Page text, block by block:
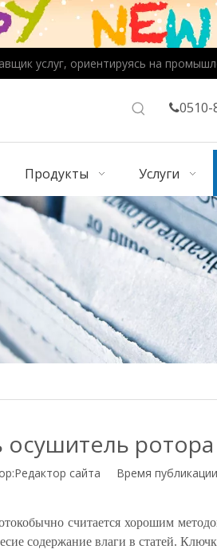
услуг, ориентируясь на
0510-
Продукты Услуги
осушитель
сайта Время
обычно считается хорошим
содержание влаги в статей. Ключк